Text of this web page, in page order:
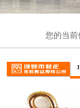
您的当前